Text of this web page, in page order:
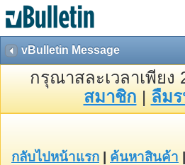
vBulletin Message
กรุณาสละเวลาเพียง
สมาชิก | ลืม
กลับไปหน้าแรก ค้นหาสินค้า